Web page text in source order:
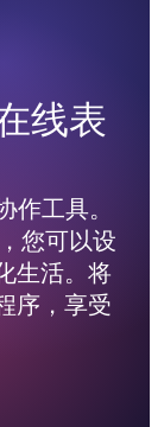
线表
工具。
您可以设
生活。将
序，享受